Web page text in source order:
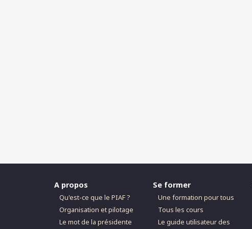
A propos
Qu'est-ce que le PIAF ?
Organisation et pilotage
Le mot de la présidente
Se former
Une formation pour tous
Tous les cours
Le guide utilisateur des